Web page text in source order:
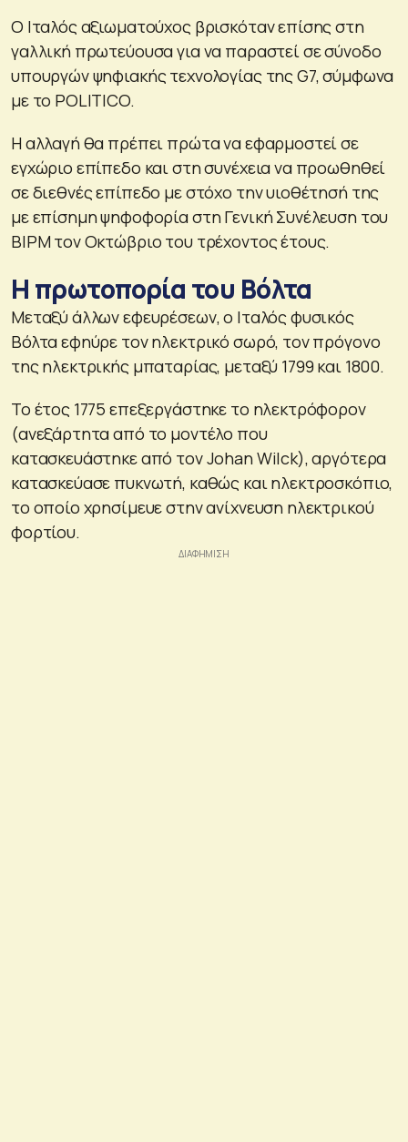
Ο Ιταλός αξιωματούχος βρισκόταν επίσης στη
γαλλική πρωτεύουσα για να παραστεί σε σύνοδο
υπουργών ψηφιακής τεχνολογίας της G7, σύμφωνα
με το POLITICO.
Η αλλαγή θα πρέπει πρώτα να εφαρμοστεί σε
εγχώριο επίπεδο και στη συνέχεια να προωθηθεί
σε διεθνές επίπεδο με στόχο την υιοθέτησή της
με επίσημη ψηφοφορία στη Γενική Συνέλευση του
BIPM τον Οκτώβριο του τρέχοντος έτους.
Η πρωτοπορία του Βόλτα
Μεταξύ άλλων εφευρέσεων, ο Ιταλός φυσικός
Βόλτα εφηύρε τον ηλεκτρικό σωρό, τον πρόγονο
της ηλεκτρικής μπαταρίας, μεταξύ 1799 και 1800.
Το έτος 1775 επεξεργάστηκε το ηλεκτρόφορον
(ανεξάρτητα από το μοντέλο που
κατασκευάστηκε από τον Johan Wilck), αργότερα
κατασκεύασε πυκνωτή, καθώς και ηλεκτροσκόπιο,
το οποίο χρησίμευε στην ανίχνευση ηλεκτρικού
φορτίου.